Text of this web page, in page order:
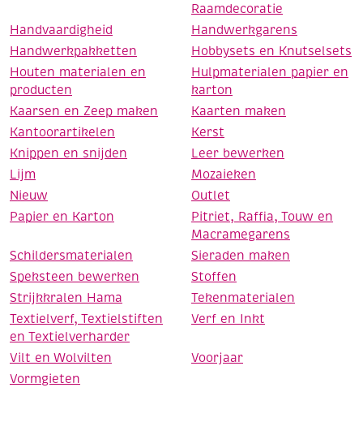
Raamdecoratie
Handvaardigheid
Handwerkgarens
Handwerkpakketten
Hobbysets en Knutselsets
Houten materialen en
producten
Hulpmaterialen papier en
karton
Kaarsen en Zeep maken
Kaarten maken
Kantoorartikelen
Kerst
Knippen en snijden
Leer bewerken
Lijm
Mozaieken
Nieuw
Outlet
Papier en Karton
Pitriet, Raffia, Touw en
Macramegarens
Schildersmaterialen
Sieraden maken
Speksteen bewerken
Stoffen
Strijkkralen Hama
Tekenmaterialen
Textielverf, Textielstiften
en Textielverharder
Verf en Inkt
Vilt en Wolvilten
Voorjaar
Vormgieten